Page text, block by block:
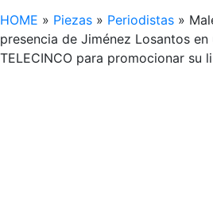
HOME » Piezas » Periodistas »
presencia de Jiménez Losantos
TELECINCO para promocionar su